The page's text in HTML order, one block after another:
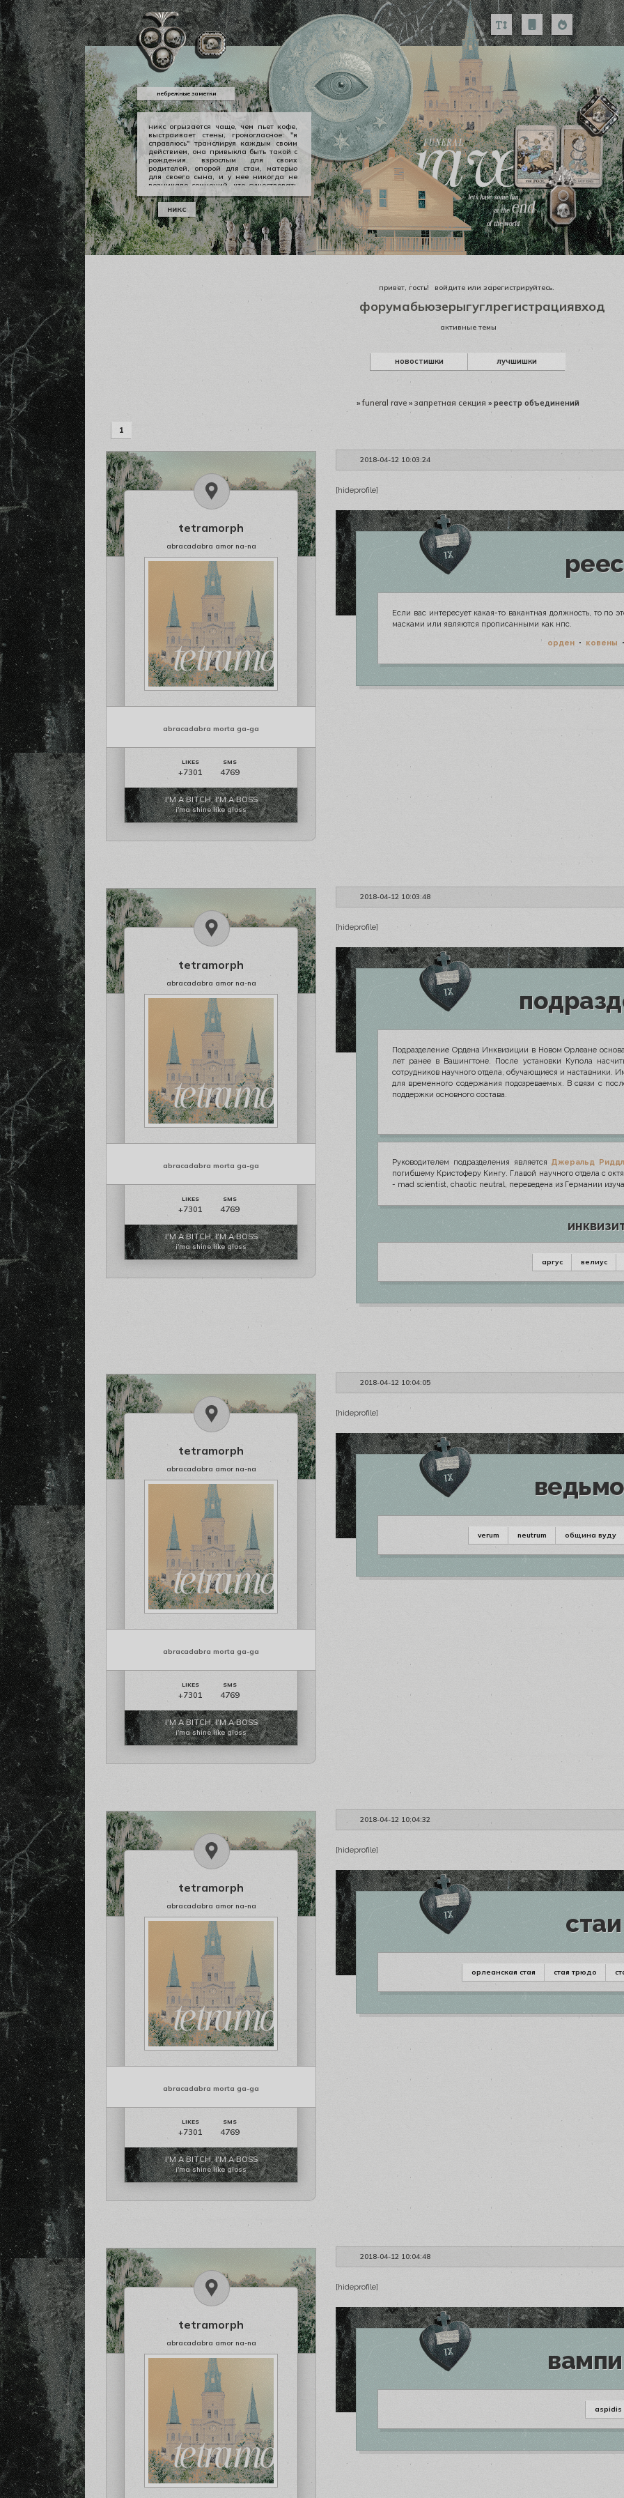
никс огрызается чаще, чем пьет кофе,
выстраивает стены, громогласное: "я
справлюсь" транслируя каждым своим
действием, она привыкла быть такой с
рождения. взрослым для своих
родителей, опорой для стаи, матерью
для своего сына, и у нее никогда не
возникало сомнений, что существовать
можно в принципе своем как-то иначе.
у никс опора — она сама, даже если
уже давно изломанная, совершенно
ненадежная, но помощи она просит
тогда, когда не остается уже выбора.
никс
небрежные заметки
форумабьюзерыгуглрегистрациявход
активные темы
новостишки лучшишки
привет, гость! войдитеили зарегистрируйтесь.
»funeral rave » запретная секция » реестр объединений
1
2018-04-12 10:03:24
tetramorph
abracadabra amor na-na
abracadabra morta ga-ga
+7301 4769
I'M A BITCH, I'M A BOSS
i'ma shine like gloss
[hideprofile]
Если вас интересует какая-то вакантная должность, то по
масками или являются прописанными как нпс.
орден• ковены •
2018-04-12 10:03:48
tetramorph
abracadabra amor na-na
abracadabra morta ga-ga
+7301 4769
I'M A BITCH, I'M A BOSS
i'ma shine like gloss
[hideprofile]
Подразделение Ордена Инквизиции в Новом Орлеане
лет ранее в Вашингтоне. После установки Купола
сотрудников научного отдела, обучающиеся и
для временного содержания подозреваемых. В связи с
поддержки основного состава.
Руководителем подразделения является Джеральд Риддл
погибшему Кристоферу Кингу. Главой научного отдела с
- mad scientist, chaotic neutral, переведена из Германии
аргус велиус
2018-04-12 10:04:05
tetramorph
abracadabra amor na-na
abracadabra morta ga-ga
+7301 4769
I'M A BITCH, I'M A BOSS
i'ma shine like gloss
[hideprofile]
verum neutrum община вуду
Сидни Батист
2018-04-12 10:04:32
tetramorph
abracadabra amor na-na
abracadabra morta ga-ga
+7301 4769
I'M A BITCH, I'M A BOSS
i'ma shine like gloss
[hideprofile]
орлеанская стая стая трюдо
2018-04-12 10:04:48
tetramorph
abracadabra amor na-na
[hideprofile]
aspidis